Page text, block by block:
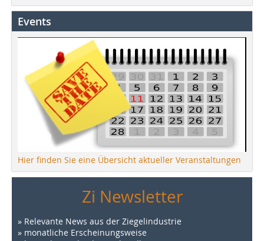
Events
Hier finden Sie eine Übersicht aktueller Veranstaltungen
Zi Newsletter
» Relevante News aus der Ziegelindustrie
» monatliche Erscheinungsweise